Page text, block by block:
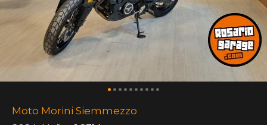
Moto Morini Siemmezzo